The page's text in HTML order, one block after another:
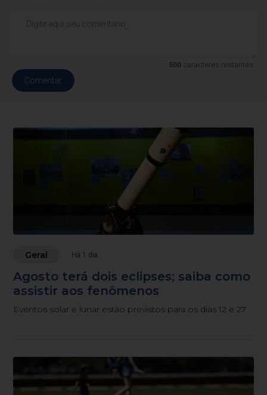
500caracteres restantes.
Comentar
Geral Há 1 dia
Agosto terá dois eclipses; saiba como
assistir aos fenômenos
Eventos solar e lunar estão previstos para os dias 12 e 27